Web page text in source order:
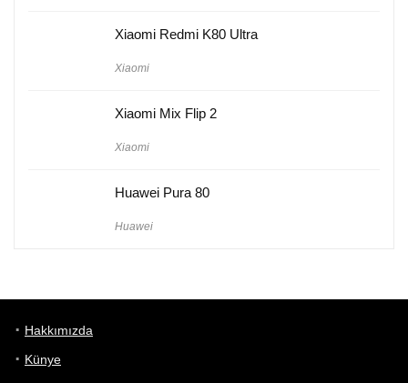
Xiaomi Redmi K80 Ultra
Xiaomi
Xiaomi Mix Flip 2
Xiaomi
Huawei Pura 80
Huawei
Hakkımızda
Künye